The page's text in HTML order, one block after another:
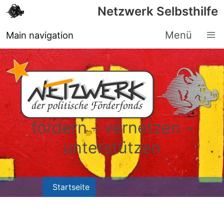
Direkt zum Inhalt
Netzwerk Selbsthilfe
Main navigation Menü
fördern – vernetzen –
unterstützen
Pfadnavigation Startseite